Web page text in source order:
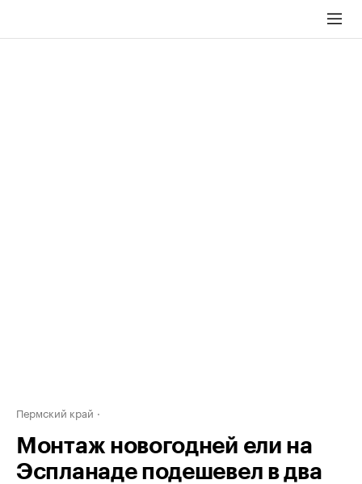
Пермский край
Монтаж новогодней ели на
Эспланаде подешевел в два